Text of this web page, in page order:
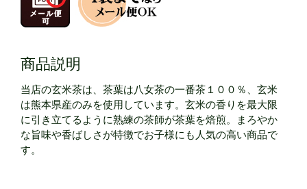
商品説明
当店の玄米茶は、茶葉は八女茶の一番茶１００％、玄米
は熊本県産のみを使用しています。玄米の香りを最大限
に引き立てるように熟練の茶師が茶葉を焙煎。まろやか
な旨味や香ばしさが特徴でお子様にも人気の高い商品で
す。